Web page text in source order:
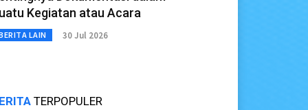
Kegiatan atau Acara
LAIN 30 Jul 2026
TERPOPULER